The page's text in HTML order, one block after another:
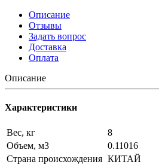
Описание
Отзывы
Задать вопрос
Доставка
Оплата
Описание
Характеристики
Вес, кг
8
Объем, м3
0.11016
Страна происхождения КИТАЙ